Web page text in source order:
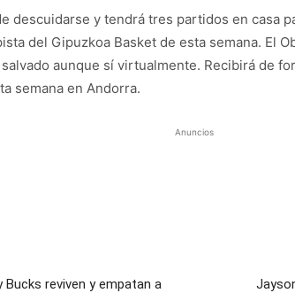
descuidarse y tendrá tres partidos en casa
del Gipuzkoa Basket de esta semana. El
aunque sí virtualmente. Recibirá de
semana en Andorra.
Anuncios
Bucks reviven y empatan a